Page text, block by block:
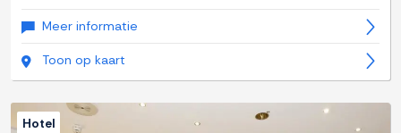
Meer informatie
Toon op kaart
Hotel